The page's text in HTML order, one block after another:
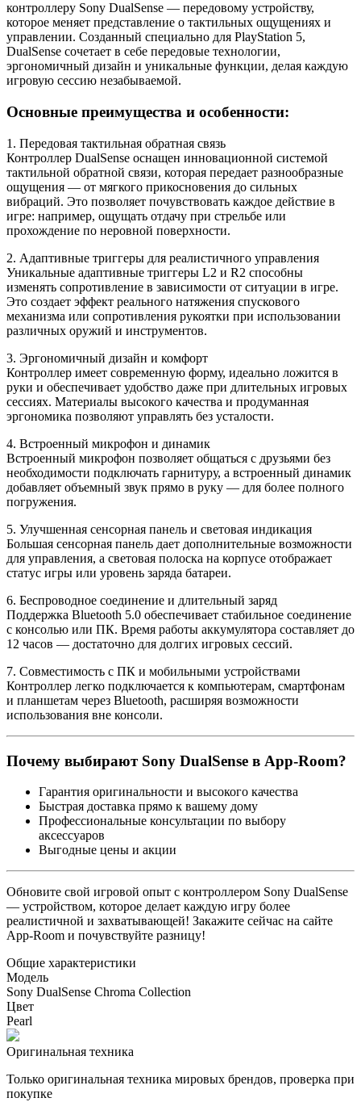
контроллеру Sony DualSense — передовому устройству,
которое меняет представление о тактильных ощущениях и
управлении. Созданный специально для PlayStation 5,
DualSense сочетает в себе передовые технологии,
эргономичный дизайн и уникальные функции, делая каждую
игровую сессию незабываемой.
Основные преимущества и особенности:
1. Передовая тактильная обратная связь
Контроллер DualSense оснащен инновационной системой
тактильной обратной связи, которая передает разнообразные
ощущения — от мягкого прикосновения до сильных
вибраций. Это позволяет почувствовать каждое действие в
игре: например, ощущать отдачу при стрельбе или
прохождение по неровной поверхности.
2. Адаптивные триггеры для реалистичного управления
Уникальные адаптивные триггеры L2 и R2 способны
изменять сопротивление в зависимости от ситуации в игре.
Это создает эффект реального натяжения спускового
механизма или сопротивления рукоятки при использовании
различных оружий и инструментов.
3. Эргономичный дизайн и комфорт
Контроллер имеет современную форму, идеально ложится в
руки и обеспечивает удобство даже при длительных игровых
сессиях. Материалы высокого качества и продуманная
эргономика позволяют управлять без усталости.
4. Встроенный микрофон и динамик
Встроенный микрофон позволяет общаться с друзьями без
необходимости подключать гарнитуру, а встроенный динамик
добавляет объемный звук прямо в руку — для более полного
погружения.
5. Улучшенная сенсорная панель и световая индикация
Большая сенсорная панель дает дополнительные возможности
для управления, а световая полоска на корпусе отображает
статус игры или уровень заряда батареи.
6. Беспроводное соединение и длительный заряд
Поддержка Bluetooth 5.0 обеспечивает стабильное соединение
с консолью или ПК. Время работы аккумулятора составляет до
12 часов — достаточно для долгих игровых сессий.
7. Совместимость с ПК и мобильными устройствами
Контроллер легко подключается к компьютерам, смартфонам
и планшетам через Bluetooth, расширяя возможности
использования вне консоли.
Почему выбирают Sony DualSense в App-Room?
Гарантия оригинальности и высокого качества
Быстрая доставка прямо к вашему дому
Профессиональные консультации по выбору
аксессуаров
Выгодные цены и акции
Обновите свой игровой опыт с контроллером Sony DualSense
— устройством, которое делает каждую игру более
реалистичной и захватывающей! Закажите сейчас на сайте
App-Room и почувствуйте разницу!
Общие характеристики
Модель
Sony DualSense Chroma Collection
Цвет
Pearl
Оригинальная техника
Только оригинальная техника мировых брендов, проверка при
покупке